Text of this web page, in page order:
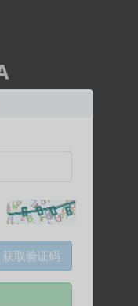
获取验证码